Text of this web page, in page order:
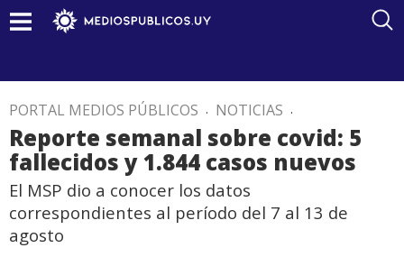
PORTAL MEDIOS PÚBLICOS . NOTICIAS .
Reporte semanal sobre covid: 5
fallecidos y 1.844 casos nuevos
El MSP dio a conocer los datos
correspondientes al período del 7 al 13 de
agosto